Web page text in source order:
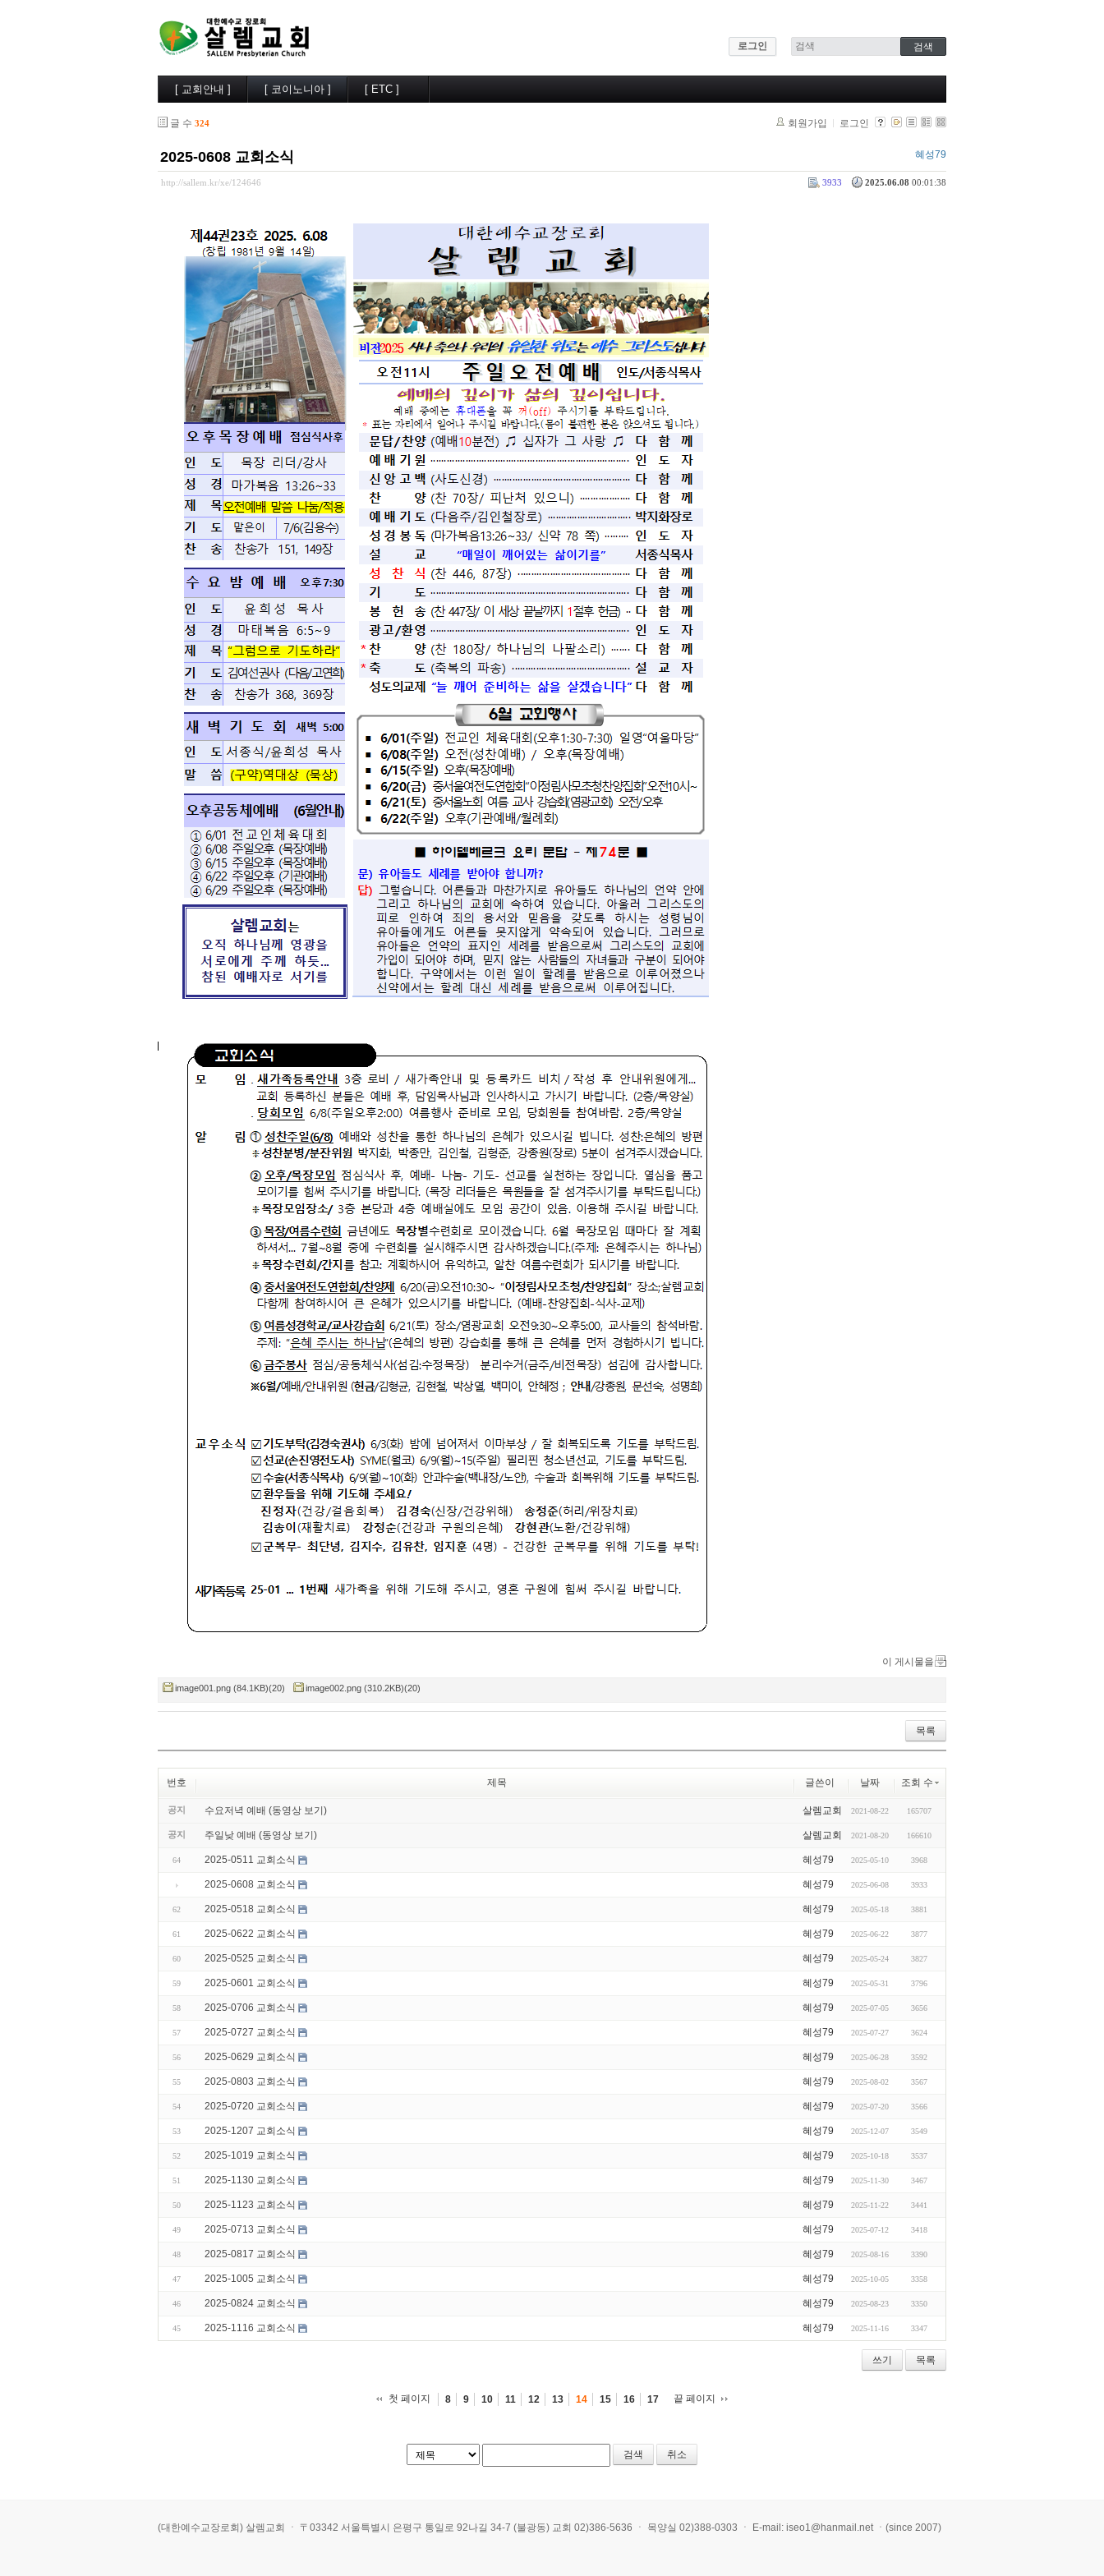
로그인
[ 교회안내 ]
예배시간
부교역자
시무장로
[ 코이노니아 ]
살렘목장
[ ETC ]
글 수 324 회원가입 로그인
2025-0608 교회소식 혜성79
http://sallem.kr/xe/124646 2025.06.08 00:01:38
3933
이 게시물을
image001.png (84.1KB)(20) image002.png (310.2KB)(20)
목록
번호 제목 글쓴이 날짜 조회 수
공지 수요저녁 예배 (동영상 보기) 살렘교회 2021-08-22 165707
공지 주일낮 예배 (동영상 보기) 살렘교회 2021-08-20 166610
64 2025-0511 교회소식 혜성79 2025-05-10 3968
2025-0608 교회소식 혜성79 2025-06-08 3933
62 2025-0518 교회소식 혜성79 2025-05-18 3881
61 2025-0622 교회소식 혜성79 2025-06-22 3877
60 2025-0525 교회소식 혜성79 2025-05-24 3827
59 2025-0601 교회소식 혜성79 2025-05-31 3796
58 2025-0706 교회소식 혜성79 2025-07-05 3656
57 2025-0727 교회소식 혜성79 2025-07-27 3624
56 2025-0629 교회소식 혜성79 2025-06-28 3592
55 2025-0803 교회소식 혜성79 2025-08-02 3567
54 2025-0720 교회소식 혜성79 2025-07-20 3566
53 2025-1207 교회소식 혜성79 2025-12-07 3549
52 2025-1019 교회소식 혜성79 2025-10-18 3537
51 2025-1130 교회소식 혜성79 2025-11-30 3467
50 2025-1123 교회소식 혜성79 2025-11-22 3441
49 2025-0713 교회소식 혜성79 2025-07-12 3418
48 2025-0817 교회소식 혜성79 2025-08-16 3390
47 2025-1005 교회소식 혜성79 2025-10-05 3358
46 2025-0824 교회소식 혜성79 2025-08-23 3350
45 2025-1116 교회소식 혜성79 2025-11-16 3347
쓰기 목록
첫 페이지 8 9 10 11 12 13 14 15 16 17 끝 페이지
취소
(대한예수교장로회) 살렘교회 ㆍ 〒03342 서울특별시 은평구 통일로 92나길 34-7 (불광동) 교회 02)386-5636 ㆍ 목양실 02)388-0303 ㆍ E-mail: iseo1@hanmail.net ㆍ(since 2007)